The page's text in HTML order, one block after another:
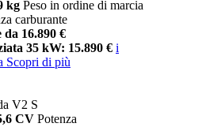
kg Peso in ordine di marcia
carburante
16.890 €
35 kW: 15.890 € i
Scopri di più
V2 S
CV Potenza